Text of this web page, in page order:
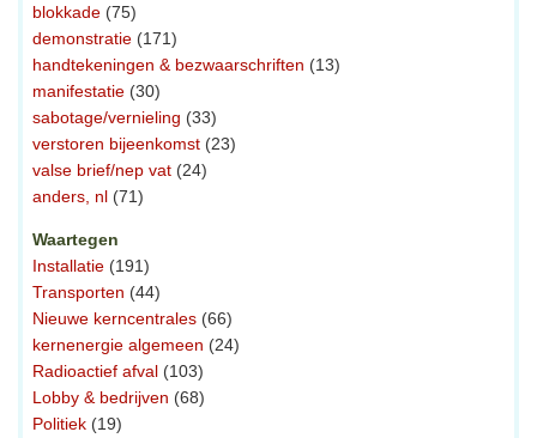
blokkade (75)
demonstratie (171)
handtekeningen & bezwaarschriften (13)
manifestatie (30)
sabotage/vernieling (33)
verstoren bijeenkomst (23)
valse brief/nep vat (24)
anders, nl (71)
Waartegen
Installatie (191)
Transporten (44)
Nieuwe kerncentrales (66)
kernenergie algemeen (24)
Radioactief afval (103)
Lobby & bedrijven (68)
Politiek (19)